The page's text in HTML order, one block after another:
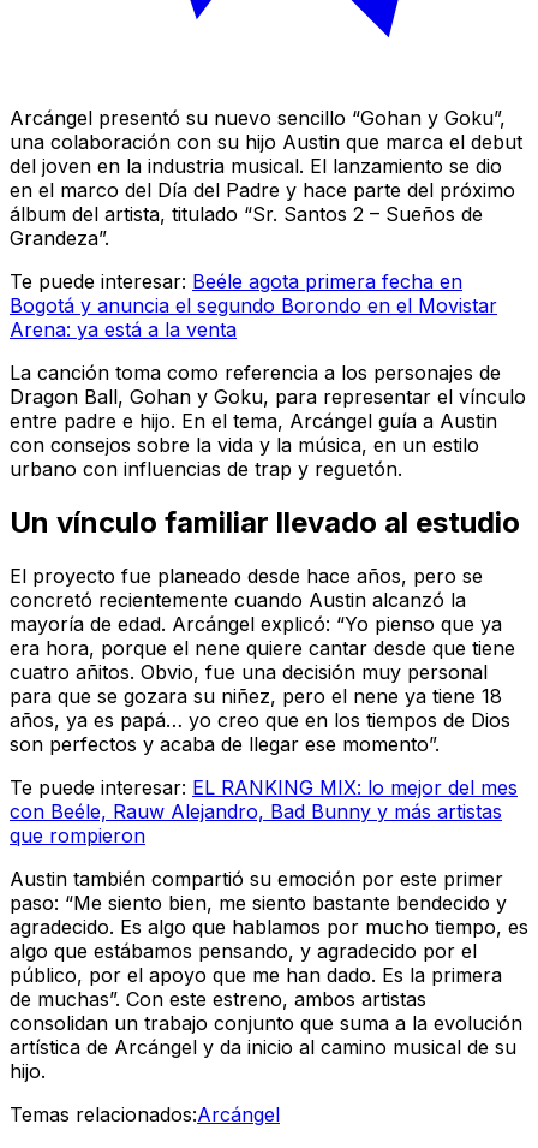
Arcángel presentó su nuevo sencillo “Gohan y Goku”,
una colaboración con su hijo Austin que marca el debut
del joven en la industria musical. El lanzamiento se dio
en el marco del Día del Padre y hace parte del próximo
álbum del artista, titulado “Sr. Santos 2 – Sueños de
Grandeza”.
Te puede interesar: Beéle agota primera fecha en
Bogotá y anuncia el segundo Borondo en el Movistar
Arena: ya está a la venta
La canción toma como referencia a los personajes de
Dragon Ball, Gohan y Goku, para representar el vínculo
entre padre e hijo. En el tema, Arcángel guía a Austin
con consejos sobre la vida y la música, en un estilo
urbano con influencias de trap y reguetón.
Un vínculo familiar llevado al estudio
El proyecto fue planeado desde hace años, pero se
concretó recientemente cuando Austin alcanzó la
mayoría de edad. Arcángel explicó: “Yo pienso que ya
era hora, porque el nene quiere cantar desde que tiene
cuatro añitos. Obvio, fue una decisión muy personal
para que se gozara su niñez, pero el nene ya tiene 18
años, ya es papá… yo creo que en los tiempos de Dios
son perfectos y acaba de llegar ese momento”.
Te puede interesar: EL RANKING MIX: lo mejor del mes
con Beéle, Rauw Alejandro, Bad Bunny y más artistas
que rompieron
Austin también compartió su emoción por este primer
paso: “Me siento bien, me siento bastante bendecido y
agradecido. Es algo que hablamos por mucho tiempo, es
algo que estábamos pensando, y agradecido por el
público, por el apoyo que me han dado. Es la primera
de muchas”. Con este estreno, ambos artistas
consolidan un trabajo conjunto que suma a la evolución
artística de Arcángel y da inicio al camino musical de su
hijo.
Temas relacionados:Arcángel